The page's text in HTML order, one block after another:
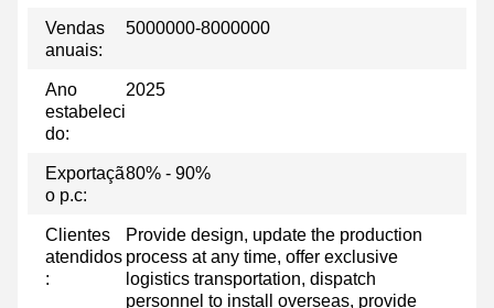
Vendas
anuais:
5000000-8000000
Ano
estabeleci
do:
2025
Exportaçã
o p.c:
80% - 90%
Clientes
atendidos
:
Provide design, update the production
process at any time, offer exclusive
logistics transportation, dispatch
personnel to install overseas, provide